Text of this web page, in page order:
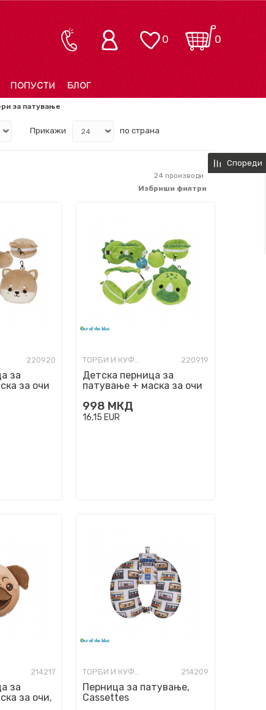
0
0
ПОПУСТИ БЛОГ
за патување
Прикажи по страна
24производи
Избриши филтри
220920
за
за очи
ТОРБИ И КУФЕРИ ЗА ПАТУВАЊЕ 220919
Детска перница за
патување + маска за очи
998 МКД
16,15 EUR
214217
за
за очи,
ТОРБИ И КУФЕРИ ЗА ПАТУВАЊЕ 214209
Перница за патување,
Cassettes
Спореди